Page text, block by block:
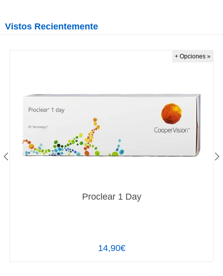
Vistos Recientemente
Proclear 1 Day
14,90€
+ Opciones »